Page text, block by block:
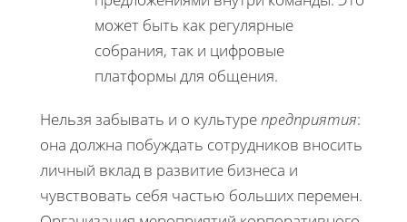
может быть как регулярные
собрания, так и цифровые
платформы для общения.
Нельзя забывать и о культурепредприятия:
она должна побуждать сотрудников вносить
личный вклад в развитие бизнеса и
чувствовать себя частью больших перемен.